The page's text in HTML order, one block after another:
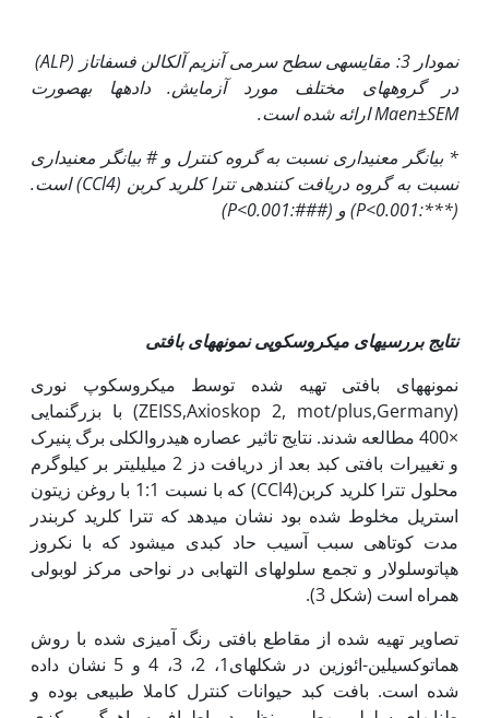
نمودار 3: مقایسه­ی سطح سرمی آنزیم آلکالن فسفاتاز ( ALP
)
در گروه­های مختلف مورد آزمایش. داده‏ها به‏صورت
Maen±SEMارائه شده است.
* بیانگر معنی‏داری نسبت به گروه کنترل و# بیانگر معنی‏داری
نسبت به گروه دریافت کننده­ی تترا کلرید کربن (CCl4)
است.
(
***:P<0.001 ) و (###:P<0.001
)
نتایج بررسی­های میکروسکوپی نمونه‏های بافتی
نمونه­های بافتی تهیه شده توسط میکروسکوپ نوری
(ZEISS,Axioskop 2, mot/plus,Germany) با بزرگنمایی
×400 مطالعه شدند. نتایج تاثیر عصاره هیدروالکلی برگ پنیرک
و تغییرات بافتی کبد بعد از دریافت دز 2 میلی‏لیتر بر کیلوگرم
محلول تترا کلرید کربن(CCl4) که با نسبت 1:1 با روغن زیتون
استریل مخلوط شده بود نشان می­دهد که تترا کلرید کربندر
مدت کوتاهی سبب آسیب حاد کبدی می‏شود که با نکروز
هپاتوسلولار و تجمع سلول‏های التهابی در نواحی مرکز لوبولی
همراه است (شکل 3).
تصاویر تهیه شده از مقاطع بافتی رنگ آمیزی شده با روش
هماتوکسیلین-ائوزین در شکل­های1، 2، 3، 4 و 5 نشان داده
شده است. بافت کبد حیوانات کنترل کاملا طبیعی بوده و